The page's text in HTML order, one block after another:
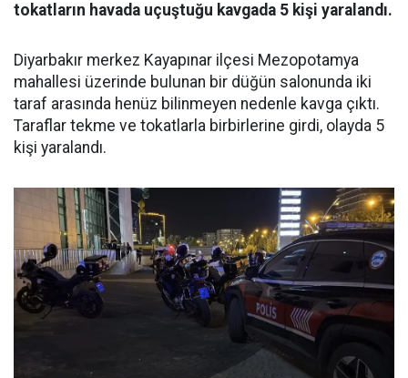
tokatların havada uçuştuğu kavgada 5 kişi yaralandı.
Diyarbakır merkez Kayapınar ilçesi Mezopotamya
mahallesi üzerinde bulunan bir düğün salonunda iki
taraf arasında henüz bilinmeyen nedenle kavga çıktı.
Taraflar tekme ve tokatlarla birbirlerine girdi, olayda 5
kişi yaralandı.